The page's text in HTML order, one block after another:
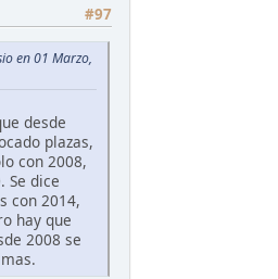
#97
en 01 Marzo,
desde
plazas,
con 2008,
Se dice
con 2014,
hay que
2008 se